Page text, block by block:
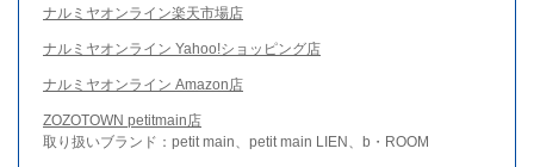
ナルミヤオンライン楽天市場店
ナルミヤオンライン Yahoo!ショッピング店
ナルミヤオンライン Amazon店
ZOZOTOWN petitmain店
取り扱いブランド：petit main、petit main LIEN、b・ROOM